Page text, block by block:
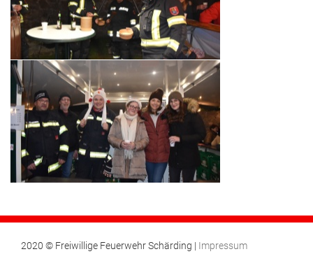
2020 © Freiwillige Feuerwehr Schärding | Impressum